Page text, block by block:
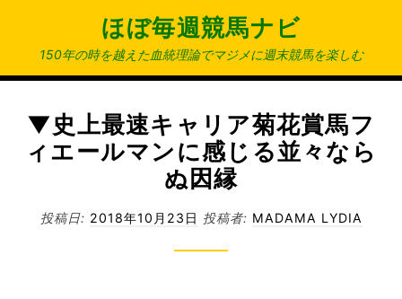
ン
ほぼ毎週競馬ナビ
150年の時を越えた血統理論でマジメに週末競馬を楽しむ
▼史上最速キャリア菊花賞馬フ
ィエールマンに感じる並々なら
ぬ因縁
投稿日: 2018年10月23日 投稿者: MADAMA LYDIA